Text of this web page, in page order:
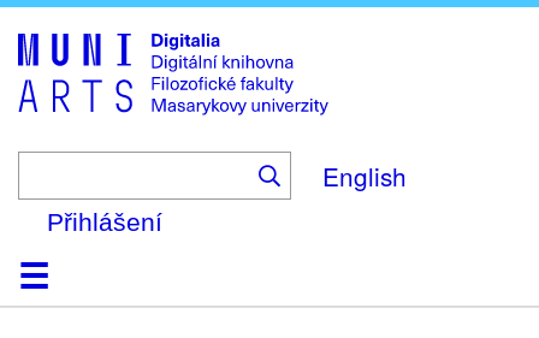
to
main
content
English
Přihlášení
DomůKolekce
Prohlížení
Vyhledávání
O platformě
Nápověda
KontaktDigitalia